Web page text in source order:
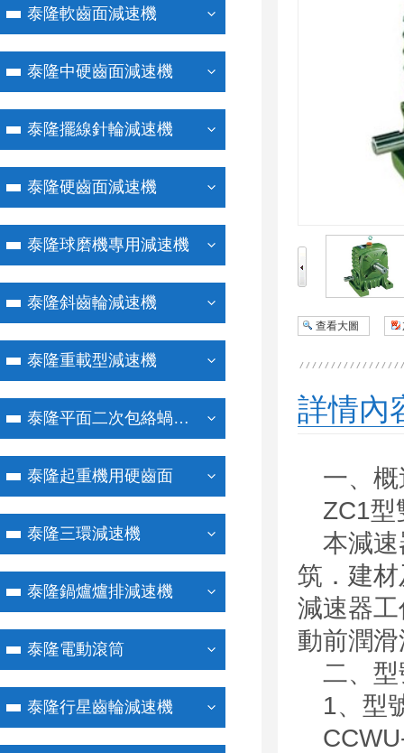
泰隆軟齒面減速機
泰隆中硬齒面減速機
泰隆擺線針輪減速機
泰隆硬齒面減速機
泰隆球磨機專用減速機
泰隆斜齒輪減速機
泰隆重載型減速機
泰隆平面二次包絡蝸桿減速機
泰隆起重機用硬齒面
泰隆三環減速機
泰隆鍋爐爐排減速機
泰隆電動滾筒
泰隆行星齒輪減速機
查看大圖
詳情內
一、
ZC1
本減
筑．建
減速器
動前潤
二、
1、型